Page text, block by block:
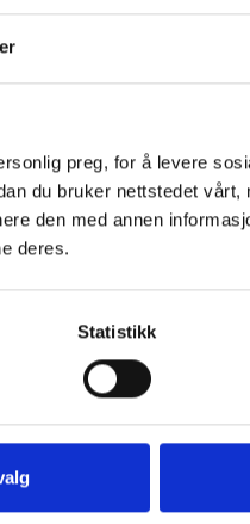
preg, for å levere
du bruker nettstedet vårt,
den med annen
deres.
Statistikk
fra hvilke garn som